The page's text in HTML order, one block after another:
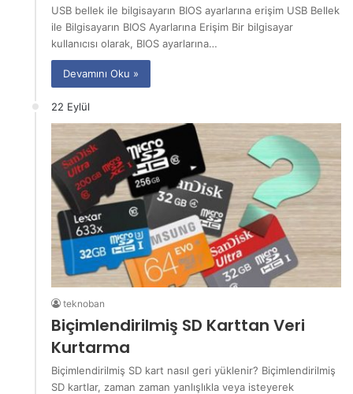
USB bellek ile bilgisayarın BIOS ayarlarına erişim USB Bellek
ile Bilgisayarın BIOS Ayarlarına Erişim Bir bilgisayar
kullanıcısı olarak, BIOS ayarlarına…
Devamını Oku »
22 Eylül
teknoban
Biçimlendirilmiş SD Karttan Veri
Kurtarma
Biçimlendirilmiş SD kart nasıl geri yüklenir? Biçimlendirilmiş
SD kartlar, zaman zaman yanlışlıkla veya isteyerek